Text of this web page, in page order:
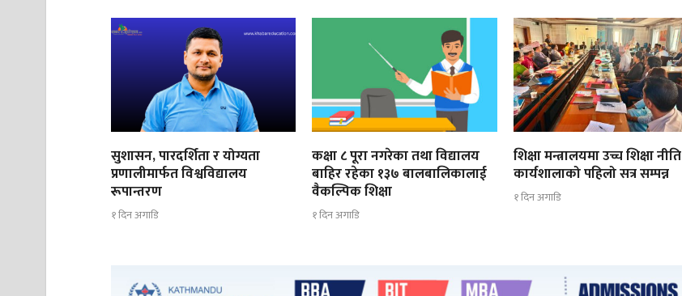
सुशासन, पारदर्शिता र योग्यता
प्रणालीमार्फत विश्वविद्यालय
रूपान्तरण
१ दिन अगाडि
कक्षा ८ पूरा नगरेका तथा विद्यालय
बाहिर रहेका १३७ बालबालिकालाई
वैकल्पिक शिक्षा
१ दिन अगाडि
शिक्षा मन्त्रालयमा उच्च शिक्षा नीति
कार्यशालाको पहिलो सत्र सम्पन्न
१ दिन अगाडि